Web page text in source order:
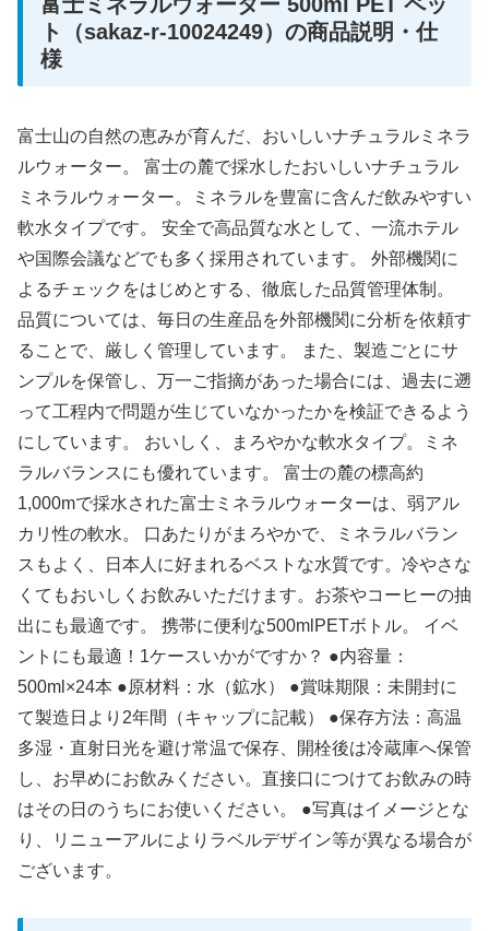
ト（sakaz-r-10024249）の商品説明・仕
様
富士山の自然の恵みが育んだ、おいしいナチュラルミネラ
ルウォーター。 富士の麓で採水したおいしいナチュラル
ミネラルウォーター。ミネラルを豊富に含んだ飲みやすい
軟水タイプです。 安全で高品質な水として、一流ホテル
や国際会議などでも多く採用されています。 外部機関に
よるチェックをはじめとする、徹底した品質管理体制。
品質については、毎日の生産品を外部機関に分析を依頼す
ることで、厳しく管理しています。 また、製造ごとにサ
ンプルを保管し、万一ご指摘があった場合には、過去に遡
って工程内で問題が生じていなかったかを検証できるよう
にしています。 おいしく、まろやかな軟水タイプ。ミネ
ラルバランスにも優れています。 富士の麓の標高約
1,000mで採水された富士ミネラルウォーターは、弱アル
カリ性の軟水。 口あたりがまろやかで、ミネラルバラン
スもよく、日本人に好まれるベストな水質です。冷やさな
くてもおいしくお飲みいただけます。お茶やコーヒーの抽
出にも最適です。 携帯に便利な500mlPETボトル。 イベ
ントにも最適！1ケースいかがですか？ ●内容量：
500ml×24本 ●原材料：水（鉱水） ●賞味期限：未開封に
て製造日より2年間（キャップに記載） ●保存方法：高温
多湿・直射日光を避け常温で保存、開栓後は冷蔵庫へ保管
し、お早めにお飲みください。直接口につけてお飲みの時
はその日のうちにお使いください。 ●写真はイメージとな
り、リニューアルによりラベルデザイン等が異なる場合が
ございます。